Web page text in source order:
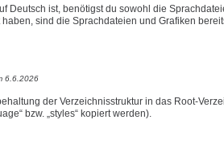
Deutsch ist, benötigst du sowohl die
sind die Sprachdateien und Grafiken
6.6.2026
der Verzeichnisstruktur in das Root-
bzw. „styles“ kopiert werden).